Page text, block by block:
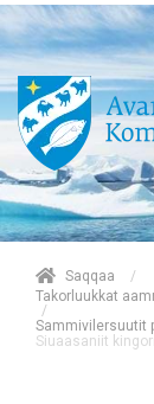
Saqqaa
/
Takorluukkat
/
Sammivilersuutit
Siuaasaniit